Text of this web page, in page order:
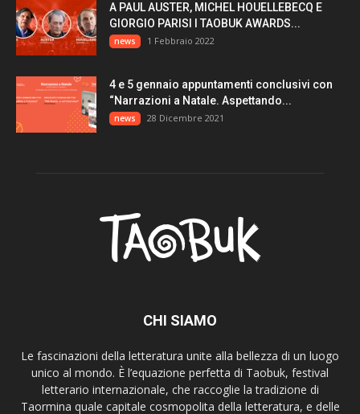
A PAUL AUSTER, MICHEL HOUELLEBECQ E
GIORGIO PARISI I TAOBUK AWARDS...
news 1 Febbraio 2022
4 e 5 gennaio appuntamenti conclusivi con
“Narrazioni a Natale. Aspettando...
news 28 Dicembre 2021
CHI SIAMO
Le fascinazioni della letteratura unite alla bellezza di un luogo
unico al mondo. È l’equazione perfetta di Taobuk, festival
letterario internazionale, che raccoglie la tradizione di
Taormina quale capitale cosmopolita della letteratura, e delle